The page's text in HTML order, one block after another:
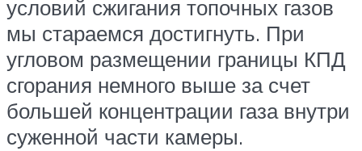
условий сжигания топочных газов
мы стараемся достигнуть. При
угловом размещении границы КПД
сгорания немного выше за счет
большей концентрации газа внутри
суженной части камеры.